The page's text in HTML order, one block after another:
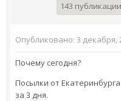
143 публикации
Опубликовано: 3 декабря,
Почему сегодня?
Посылки от
за 3 дня.